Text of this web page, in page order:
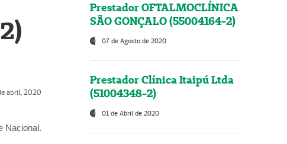
abril, 2020
Nacional.
Prestador OFTALMOCLÍNICA
SÃO GONÇALO (55004164-2)
07 de Agosto de 2020
Prestador Clínica Itaipú Ltda
(51004348-2)
01 de Abril de 2020